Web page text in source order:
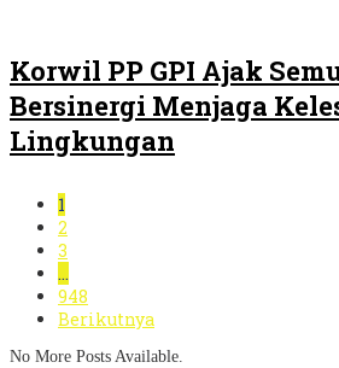
Korwil PP GPI Ajak
Bersinergi Menjaga
Lingkungan
1
2
3
…
948
Berikutnya
No More Posts Available.